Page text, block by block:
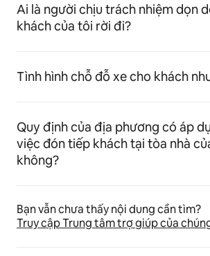
Ai là người chịu trách nhiệm dọn
khách của tôi rời đi?
Tình hình chỗ đỗ xe cho khách
Quy định của địa phương có áp
việc đón tiếp khách tại tòa nhà
không?
Bạn vẫn chưa thấy nội dung cần tìm?
Truy cập Trung tâm trợ giúp của